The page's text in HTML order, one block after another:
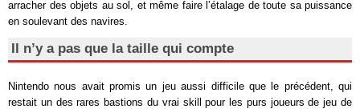
arracher des objets au sol, et même faire l’étalage de toute sa puissance
en soulevant des navires.
Il n’y a pas que la taille qui compte
Nintendo nous avait promis un jeu aussi difficile que le précédent, qui
restait un des rares bastions du vrai skill pour les purs joueurs de jeu de